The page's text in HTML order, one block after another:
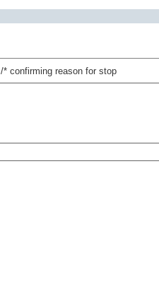
* confirming reason for stop